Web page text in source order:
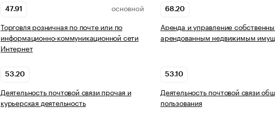
47.91 ОСНОВНОЙ
Торговля розничная по почте или по
информационно-коммуникационной сети
Интернет
68.20
Аренда и управление
арендованным недвижимым
53.20
Деятельность почтовой связи прочая и
курьерская деятельность
53.10
Деятельность почтовой связи
пользования